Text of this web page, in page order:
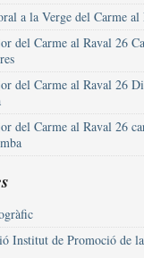
a la Verge del Carme al
del Carme al Raval 26
del Carme al Raval 26
del Carme al Raval 26
Institut de Promoció de